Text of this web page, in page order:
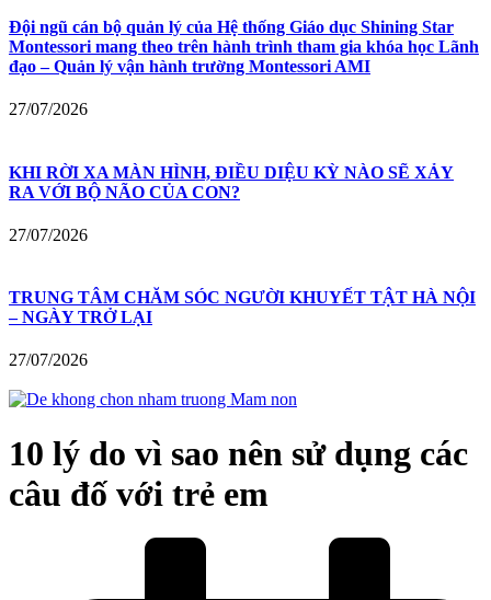
Đội ngũ cán bộ quản lý của Hệ thống Giáo dục Shining Star
Montessori mang theo trên hành trình tham gia khóa học Lãnh
đạo – Quản lý vận hành trường Montessori AMI
27/07/2026
KHI RỜI XA MÀN HÌNH, ĐIỀU DIỆU KỲ NÀO SẼ XẢY
RA VỚI BỘ NÃO CỦA CON?
27/07/2026
TRUNG TÂM CHĂM SÓC NGƯỜI KHUYẾT TẬT HÀ NỘI
– NGÀY TRỞ LẠI
27/07/2026
10 lý do vì sao nên sử dụng các
câu đố với trẻ em